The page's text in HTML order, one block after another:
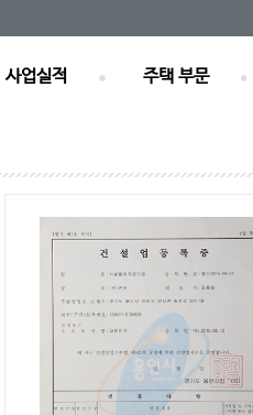
사업실적 주택 부문